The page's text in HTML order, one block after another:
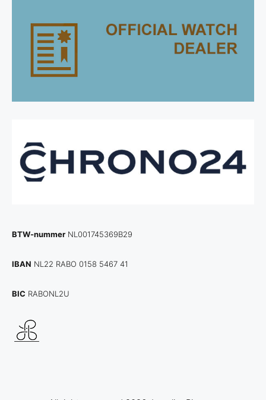
BTW-nummer NL001745369B29
IBAN NL22 RABO 0158 5467 41
BIC RABONL2U